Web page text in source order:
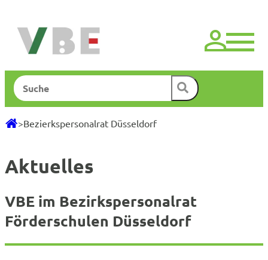
springen
Suchen
>Bezierkspersonalrat Düsseldorf
Aktuelles
VBE im Bezirkspersonalrat
Förderschulen Düsseldorf